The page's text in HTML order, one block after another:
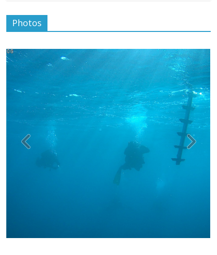
Photos